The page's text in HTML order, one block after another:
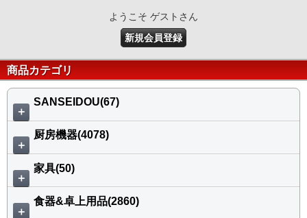
ようこそ ゲストさん
新規会員登録
商品カテゴリ
＋
SANSEIDOU(67)
＋
厨房機器(4078)
＋
家具(50)
＋
食器&卓上用品(2860)